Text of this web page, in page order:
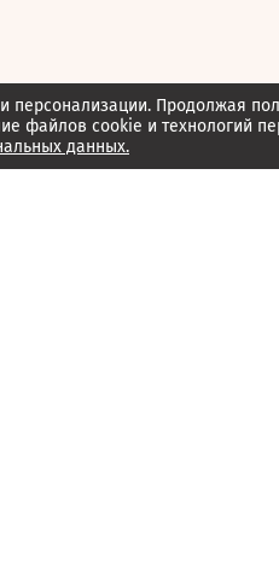
Продолжая
файлов cookie и технологий
данных.